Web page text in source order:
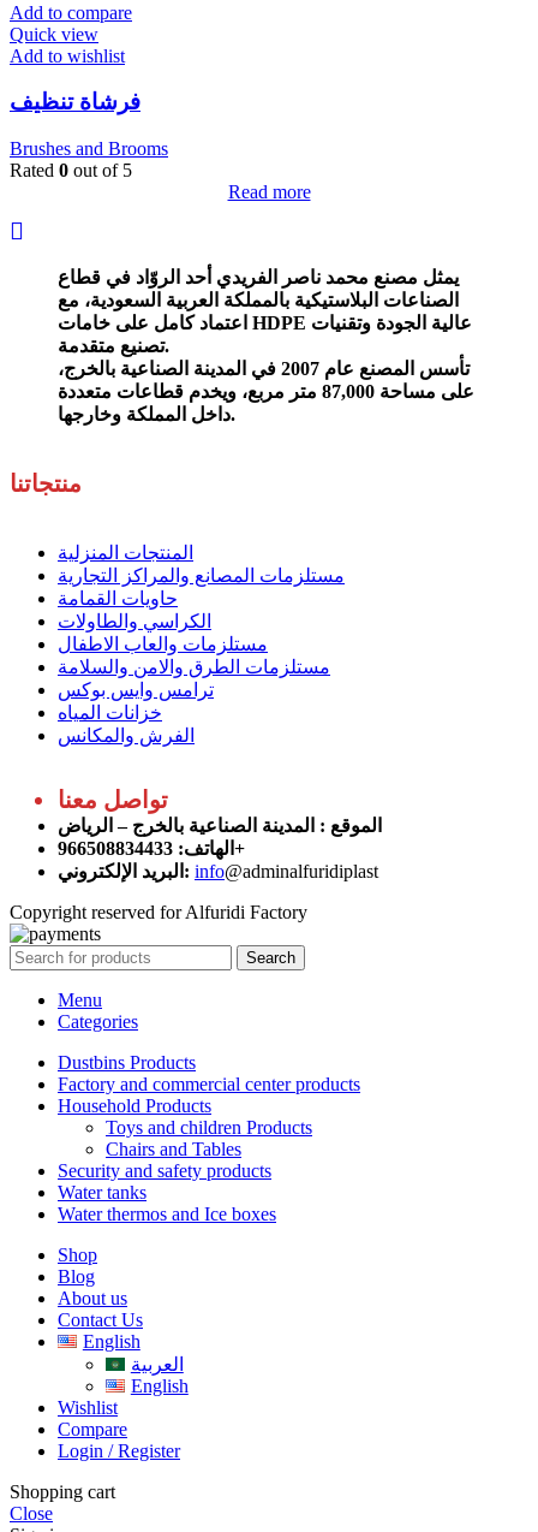
Add to compare
Quick view
Add to wishlist
فرشاة تنظيف
Brushes and Brooms
Rated 0 out of 5
Read more
يمثل مصنع محمد ناصر الفريدي أحد الروّاد في قطاع
الصناعات البلاستيكية بالمملكة العربية السعودية، مع
اعتماد كامل على خامات HDPE عالية الجودة وتقنيات
تصنيع متقدمة.
تأسس المصنع عام 2007 في المدينة الصناعية بالخرج،
على مساحة 87,000 متر مربع، ويخدم قطاعات متعددة
داخل المملكة وخارجها.
منتجاتنا
المنتجات المنزلية
مستلزمات المصانع والمراكز التجارية
حاويات القمامة
الكراسي والطاولات
مستلزمات والعاب الاطفال
مستلزمات الطرق والامن والسلامة
ترامس وايس بوكس
خزانات المياه
الفرش والمكانس
تواصل معنا
الموقع : المدينة الصناعية بالخرج – الرياض
الهاتف: 966508834433+
البريد الإلكتروني: info@adminalfuridiplast
Copyright reserved for Alfuridi Factory
Search
Menu
Categories
Dustbins Products
Factory and commercial center products
Household Products
Toys and children Products
Chairs and Tables
Security and safety products
Water tanks
Water thermos and Ice boxes
Shop
Blog
About us
Contact Us
English
العربية
English
Wishlist
Compare
Login / Register
Shopping cart
Close